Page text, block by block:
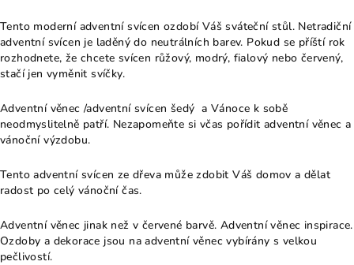
Tento moderní adventní svícen ozdobí Váš sváteční stůl. Netradiční
adventní svícen je laděný do neutrálních barev. Pokud se příští rok
rozhodnete, že chcete svícen růžový, modrý, fialový nebo červený,
stačí jen vyměnit svíčky.
Adventní věnec /adventní svícen šedý a Vánoce k sobě
neodmyslitelně patří. Nezapomeňte si včas pořídit adventní věnec a
vánoční výzdobu.
Tento adventní svícen ze dřeva může zdobit Váš domov a dělat
radost po celý vánoční čas.
Adventní věnec jinak než v červené barvě. Adventní věnec inspirace.
Ozdoby a dekorace jsou na adventní věnec vybírány s velkou
pečlivostí.